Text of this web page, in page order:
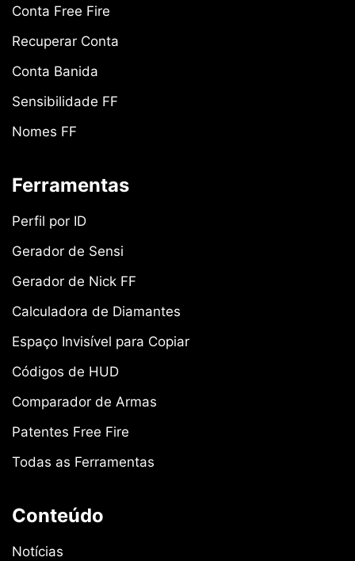
Conta Free Fire
Recuperar Conta
Conta Banida
Sensibilidade FF
Nomes FF
Ferramentas
Perfil por ID
Gerador de Sensi
Gerador de Nick FF
Calculadora de Diamantes
Espaço Invisível para Copiar
Códigos de HUD
Comparador de Armas
Patentes Free Fire
Todas as Ferramentas
Conteúdo
Notícias